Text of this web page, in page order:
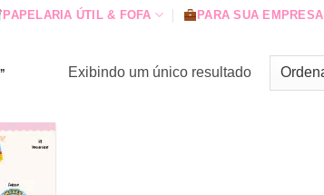
PAPELARIA ÚTIL & FOFA PARA SUA EMPRESA
Exibindo um único resultado